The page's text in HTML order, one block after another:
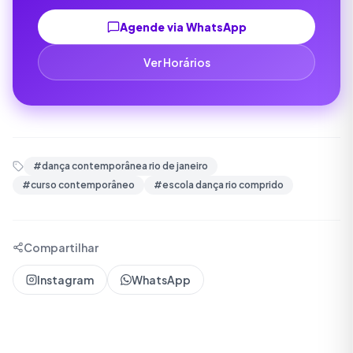
Agende via WhatsApp
Ver Horários
#dança contemporânea rio de janeiro
#curso contemporâneo #escola dança rio comprido
Compartilhar
Instagram WhatsApp